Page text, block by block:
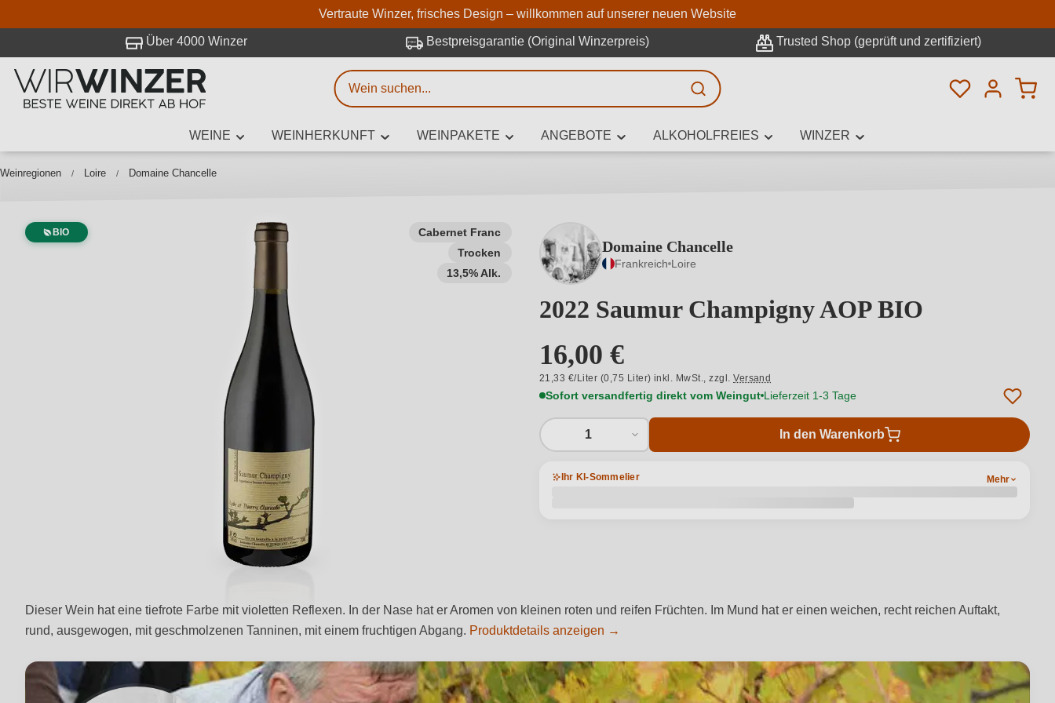
Zum Hauptinhalt springen
Zur Suche springen
Zur Hauptnavigation springen
Vertraute Winzer, frisches Design – willkommen auf unserer neuen Website
Über 4000 Winzer Bestpreisgarantie (Original Winzerpreis) Trusted Shop (geprüft und zertifiziert)
Du hast 0
WEINE WEINHERKUNFT WEINPAKETE ANGEBOTE ALKOHOLFREIES WINZER
Weinregionen Loire Domaine Chancelle
Cabernet Franc
Trocken
13,5% Alk.
BIO
Domaine Chancelle
Frankreich Loire
2022 Saumur Champigny AOP BIO
16,00 €
21,33 €/Liter (0,75 Liter) inkl. MwSt.,zzgl.Versand
Sofort versandfertig direkt vom Weingut Lieferzeit 1-3 Tage
1 In den Warenkorb
Ihr KI-Sommelier Mehr
Dieser Wein hat eine tiefrote Farbe mit violetten Reflexen. In der Nase hat er Aromen von kleinen roten und reifen Früchten. Im Mund hat er einen weichen, recht reichen Auftakt,
rund, ausgewogen, mit geschmolzenen Tanninen, mit einem fruchtigen Abgang. Produktdetails anzeigen →
Weinsuche
Mindestens 3 Zeichen eingeben
Erweiterte Suche
Beschreiben Sie, welchen Wein Sie suchen – ob nach Geschmack, Anlass, Weinnamen,
Rebsorte, Region, Winzer oder anderen Kriterien.
bei WirWinzer.